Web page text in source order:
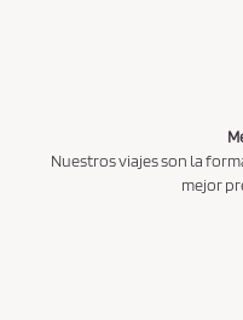
Nuestros viajes son la
mejor